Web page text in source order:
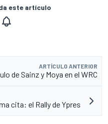
este artículo
ARTÍCULO ANTERIOR
de Sainz y Moya en el WRC
cita: el Rally de Ypres